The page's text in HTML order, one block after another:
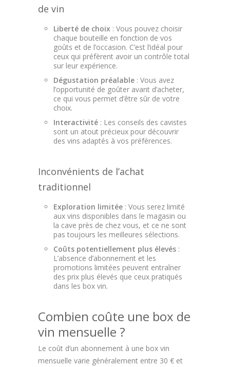
de vin
Liberté de choix : Vous pouvez choisir
chaque bouteille en fonction de vos
goûts et de l’occasion. C’est l’idéal pour
ceux qui préfèrent avoir un contrôle total
sur leur expérience.
Dégustation préalable : Vous avez
l’opportunité de goûter avant d’acheter,
ce qui vous permet d’être sûr de votre
choix.
Interactivité : Les conseils des cavistes
sont un atout précieux pour découvrir
des vins adaptés à vos préférences.
Inconvénients de l’achat
traditionnel
Exploration limitée : Vous serez limité
aux vins disponibles dans le magasin ou
la cave près de chez vous, et ce ne sont
pas toujours les meilleures sélections.
Coûts potentiellement plus élevés :
L’absence d’abonnement et les
promotions limitées peuvent entraîner
des prix plus élevés que ceux pratiqués
dans les box vin.
Combien coûte une box de
vin mensuelle ?
Le coût d’un abonnement à une box vin
mensuelle varie généralement entre 30 € et